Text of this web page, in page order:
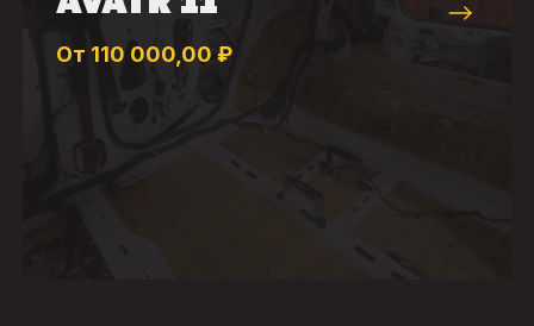
От 110 000,00 ₽